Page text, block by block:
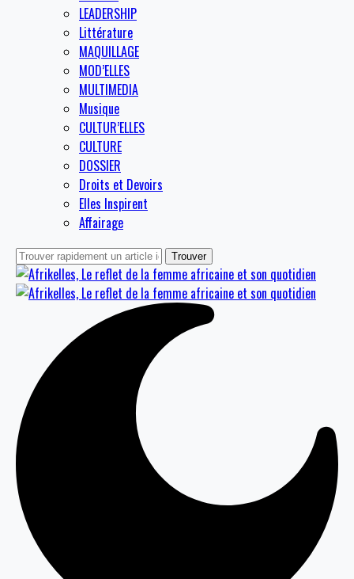
LEADERSHIP
Littérature
MAQUILLAGE
MOD’ELLES
MULTIMEDIA
Musique
CULTUR’ELLES
CULTURE
DOSSIER
Droits et Devoirs
Elles Inspirent
Affairage